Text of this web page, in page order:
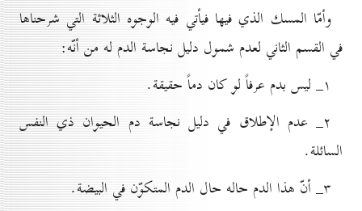
وأمّا المسك الذي فيها فيأتي فيه الوجوه الثلاثة التي شرحناها
في القسم الثاني لعدم شمول دليل نجاسة الدم له من أنّه:
۱_ ليس بدم عرفاً لو كان دماً حقيقة.
۲_ عدم الإطلاق في دليل نجاسة دم الحيوان ذي النفس
السائلة.
۳_ أنّ هذا الدم حاله حال الدم المتكوّن في البيضة.